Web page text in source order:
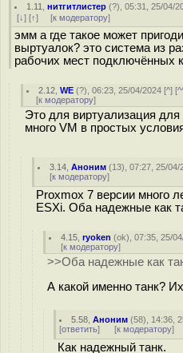
1.11 ,нитгитлистер (?), 05:31, 25/04/
[↓] [↑] [к модератору]
эмм а где такое может
выртуалок? это система из
рабочих мест подключённых
2.12 ,WE (?), 06:23, 25/04/2024 [^] [
[к модератору]
Это для виртуализация
много VM в простых
3.14 ,Аноним (13), 07:27, 25/04/
[к модератору]
Proxmox 7 версии много
ESXi. Оба надежные как
4.15 ,ryoken (ok), 07:35, 25/
[к модератору]
>>Оба надежные как
А какой именно танк?
5.58 ,Аноним (58), 14:36,
[ответить] [к модератору]
Как надежный танк.